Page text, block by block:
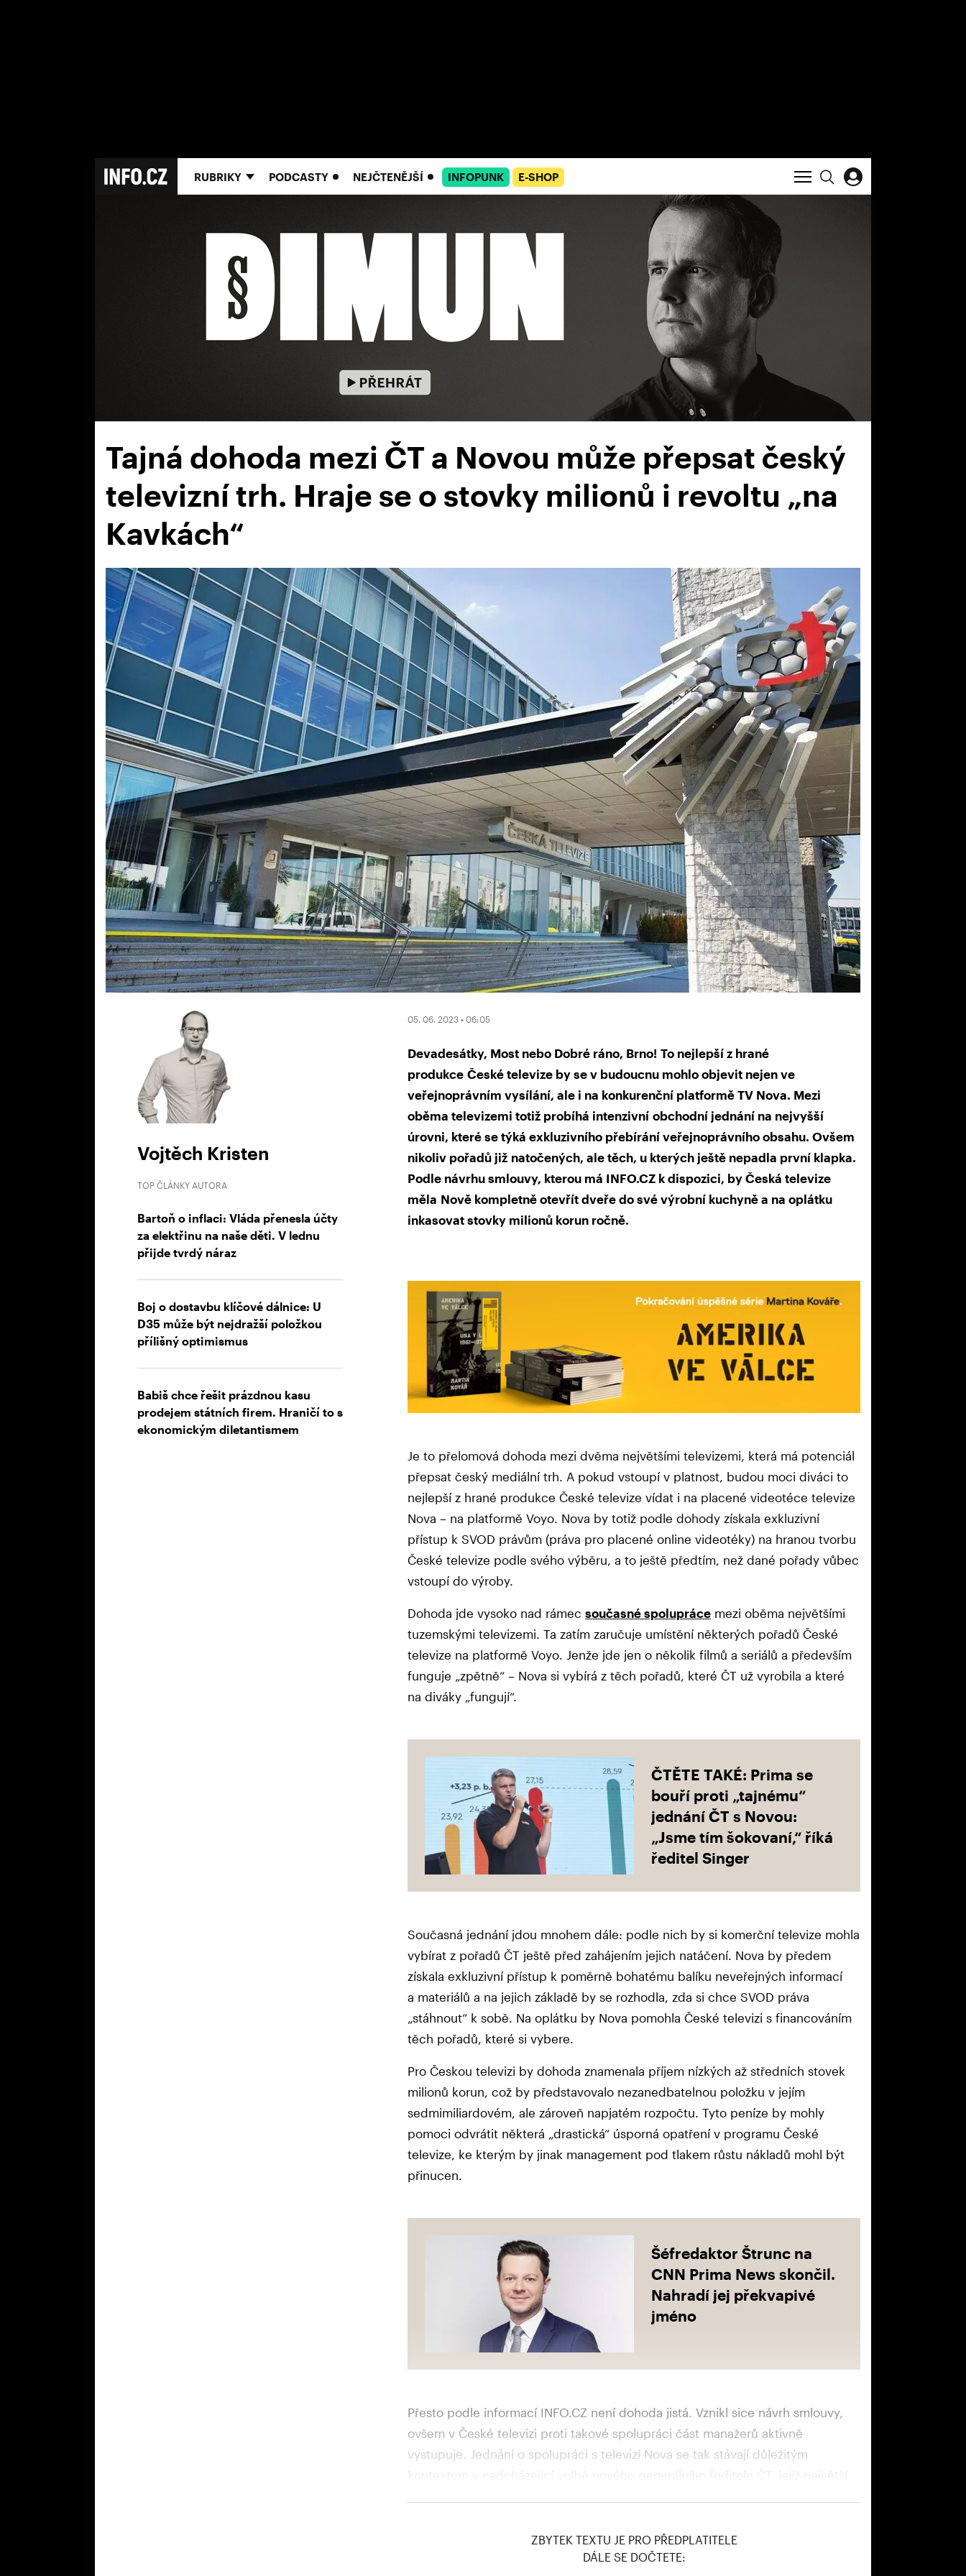
RUBRIKY PODCASTY NEJČTENĚJŠÍ INFOPUNK E-SHOP
Tajná dohoda mezi ČT a Novou může přepsat český
televizní trh. Hraje se o stovky milionů i revoltu „na
Kavkách“
Vojtěch Kristen
TOP ČLÁNKY AUTORA
Bartoň o inflaci: Vláda přenesla účty
za elektřinu na naše děti. V lednu
přijde tvrdý náraz
Boj o dostavbu klíčové dálnice: U
D35 může být nejdražší položkou
přílišný optimismus
Babiš chce řešit prázdnou kasu
prodejem státních firem. Hraničí to s
ekonomickým diletantismem
05. 06. 2023 • 06:05
Devadesátky, Most nebo Dobré ráno, Brno! To nejlepší z hrané
produkce České televize by se v budoucnu mohlo objevit nejen ve
veřejnoprávním vysílání, ale i na konkurenční platformě TV Nova. Mezi
oběma televizemi totiž probíhá intenzivní obchodní jednání na nejvyšší
úrovni, které se týká exkluzivního přebírání veřejnoprávního obsahu. Ovšem
nikoliv pořadů již natočených, ale těch, u kterých ještě nepadla první klapka.
Podle návrhu smlouvy, kterou má INFO.CZ k dispozici, by Česká televize
měla Nově kompletně otevřít dveře do své výrobní kuchyně a na oplátku
inkasovat stovky milionů korun ročně.
Je to přelomová dohoda mezi dvěma největšími televizemi, která má potenciál
přepsat český mediální trh. A pokud vstoupí v platnost, budou moci diváci to
nejlepší z hrané produkce České televize vídat i na placené videotéce televize
Nova – na platformě Voyo. Nova by totiž podle dohody získala exkluzivní
přístup k SVOD právům (práva pro placené online videotéky) na hranou tvorbu
České televize podle svého výběru, a to ještě předtím, než dané pořady vůbec
vstoupí do výroby.
Dohoda jde vysoko nad rámec současné spolupráce mezi oběma největšími
tuzemskými televizemi. Ta zatím zaručuje umístění některých pořadů České
televize na platformě Voyo. Jenže jde jen o několik filmů a seriálů a především
funguje „zpětně“ – Nova si vybírá z těch pořadů, které ČT už vyrobila a které
na diváky „fungují“.
ČTĚTE TAKÉ: Prima se
bouří proti „tajnému“
jednání ČT s Novou:
„Jsme tím šokovaní,“ říká
ředitel Singer
Současná jednání jdou mnohem dále: podle nich by si komerční televize mohla
vybírat z pořadů ČT ještě před zahájením jejich natáčení. Nova by předem
získala exkluzivní přístup k poměrně bohatému balíku neveřejných informací
a materiálů a na jejich základě by se rozhodla, zda si chce SVOD práva
„stáhnout“ k sobě. Na oplátku by Nova pomohla České televizi s financováním
těch pořadů, které si vybere.
Pro Českou televizi by dohoda znamenala příjem nízkých až středních stovek
milionů korun, což by představovalo nezanedbatelnou položku v jejím
sedmimiliardovém, ale zároveň napjatém rozpočtu. Tyto peníze by mohly
pomoci odvrátit některá „drastická“ úsporná opatření v programu České
televize, ke kterým by jinak management pod tlakem růstu nákladů mohl být
přinucen.
Šéfredaktor Štrunc na
CNN Prima News skončil.
Nahradí jej překvapivé
jméno
Přesto podle informací INFO.CZ není dohoda jistá. Vznikl sice návrh smlouvy,
ovšem v České televizi proti takové spolupráci část manažerů aktivně
vystupuje. Jednání o spolupráci s televizí Nova se tak stávají důležitým
ZBYTEK TEXTU JE PRO PŘEDPLATITELE
DÁLE SE DOČTETE: